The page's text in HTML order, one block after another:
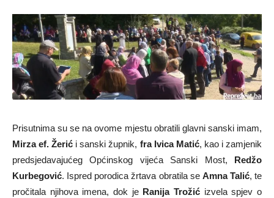
Prisutnima su se na ovome mjestu obratili glavni sanski imam,
Mirza ef. Žerić i sanski župnik, fra Ivica Matić, kao i zamjenik
predsjedavajućeg Općinskog vijeća Sanski Most, Redžo
Kurbegović. Ispred porodica žrtava obratila se Amna Talić, te
pročitala njihova imena, dok je Ranija Trožić izvela spjev o